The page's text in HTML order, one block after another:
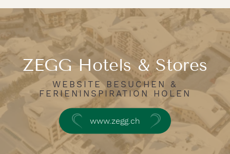
ZEGG Hotels & Stores
WEBSITE BESUCHEN &
FERIENINSPIRATION HOLEN
www.zegg.ch